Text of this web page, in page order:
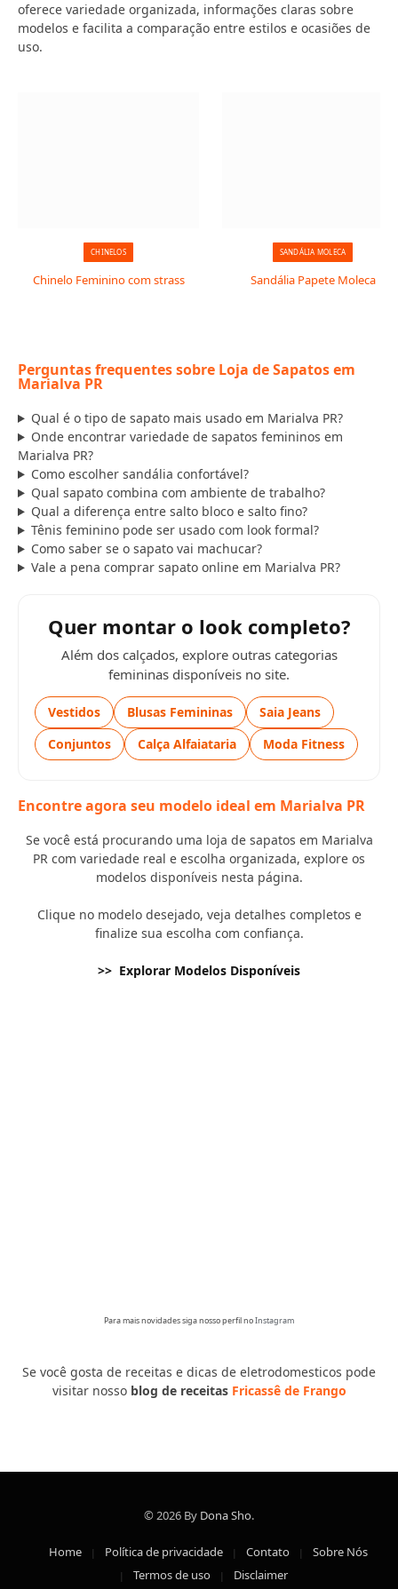
oferece variedade organizada, informações claras sobre
modelos e facilita a comparação entre estilos e ocasiões de
uso.
CHINELOS
Chinelo Feminino com strass
SANDÁLIA MOLECA
Sandália Papete Moleca
Perguntas frequentes sobre Loja de Sapatos em
Marialva PR
Qual é o tipo de sapato mais usado em Marialva PR?
Onde encontrar variedade de sapatos femininos em
Marialva PR?
Como escolher sandália confortável?
Qual sapato combina com ambiente de trabalho?
Qual a diferença entre salto bloco e salto fino?
Tênis feminino pode ser usado com look formal?
Como saber se o sapato vai machucar?
Vale a pena comprar sapato online em Marialva PR?
Quer montar o look completo?
Além dos calçados, explore outras categorias
femininas disponíveis no site.
Vestidos Blusas Femininas
Saia Jeans
Conjuntos
Calça Alfaiataria Moda Fitness
Encontre agora seu modelo ideal em Marialva PR
Se você está procurando uma loja de sapatos em Marialva
PR com variedade real e escolha organizada, explore os
modelos disponíveis nesta página.
Clique no modelo desejado, veja detalhes completos e
finalize sua escolha com confiança.
>> Explorar Modelos Disponíveis
Para mais novidades siga nosso perfil noInstagram
Se você gosta de receitas e dicas de eletrodomesticos pode
visitar nosso blog de receitas Fricassê de Frango
© 2026 By Dona Sho.
Home Política de privacidade Contato
Sobre Nós
Termos de uso
Disclaimer